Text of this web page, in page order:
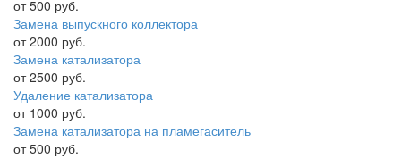
от 500 руб.
Замена выпускного коллектора
от 2000 руб.
Замена катализатора
от 2500 руб.
Удаление катализатора
от 1000 руб.
Замена катализатора на пламегаситель
от 500 руб.